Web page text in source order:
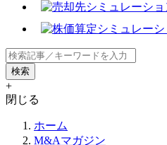
+
閉じる
ホーム
M&Aマガジン